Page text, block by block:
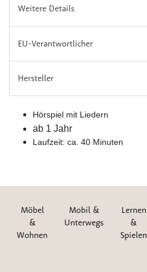
Weitere Details
EU-Verantwortlicher
Hersteller
Hörspiel mit Liedern
ab 1 Jahr
Laufzeit: ca. 40 Minuten
Möbel
&
Wohnen
Mobil &
Unterwegs
Lernen
&
Spielen